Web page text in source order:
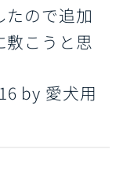
たので追加
敷こうと思
by 愛犬用